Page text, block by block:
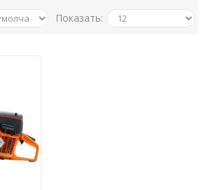
Показать: